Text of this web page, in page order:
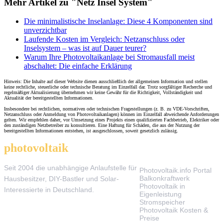
Die minimalistische Inselanlage: Diese 4 Komponenten sind
unverzichtbar
Laufende Kosten im Vergleich: Netzanschluss oder
Inselsystem – was ist auf Dauer teurer?
Warum Ihre Photovoltaikanlage bei Stromausfall meist
abschaltet: Die einfache Erklärung
Hinweis: Die Inhalte auf dieser Website dienen ausschließlich der allgemeinen Information und stellen
keine rechtliche, steuerliche oder technische Beratung im Einzelfall dar. Trotz sorgfältiger Recherche und
regelmäßiger Aktualisierung übernehmen wir keine Gewähr für die Richtigkeit, Vollständigkeit und
Aktualität der bereitgestellten Informationen.
Insbesondere bei rechtlichen, normativen oder technischen Fragestellungen (z. B. zu VDE-Vorschriften,
Netzanschluss oder Anmeldung von Photovoltaikanlagen) können im Einzelfall abweichende Anforderungen
gelten. Wir empfehlen daher, vor Umsetzung eines Projekts einen qualifizierten Fachbetrieb, Elektriker oder
den zuständigen Netzbetreiber zu konsultieren. Eine Haftung für Schäden, die aus der Nutzung der
bereitgestellten Informationen entstehen, ist ausgeschlossen, soweit gesetzlich zulässig.
photovoltaik.info
Seit 2004 die unabhängige Anlaufstelle für
Hausbesitzer, DIY-Bastler und Solar-
Interessierte in Deutschland.
Photovoltaik.info Portal
Balkonkraftwerk
Photovoltaik in
Eigenleistung
Stromspeicher
Photovoltaik Kosten &
Preise